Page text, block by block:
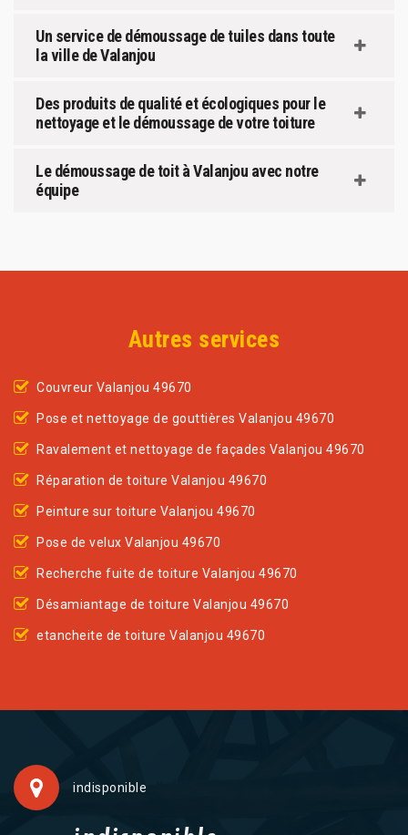
Un service de démoussage de tuiles dans toute
la ville de Valanjou
Des produits de qualité et écologiques pour le
nettoyage et le démoussage de votre toiture
Le démoussage de toit à Valanjou avec notre
équipe
Autres services
Couvreur Valanjou 49670
Pose et nettoyage de gouttières Valanjou 49670
Ravalement et nettoyage de façades Valanjou 49670
Réparation de toiture Valanjou 49670
Peinture sur toiture Valanjou 49670
Pose de velux Valanjou 49670
Recherche fuite de toiture Valanjou 49670
Désamiantage de toiture Valanjou 49670
etancheite de toiture Valanjou 49670
indisponible